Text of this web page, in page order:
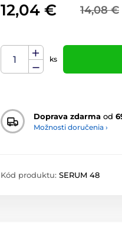
14,08 €
12,04 €
ks
Doprava zdarma od
Možnosti doručenia ›
Kód produktu: SERUM 48